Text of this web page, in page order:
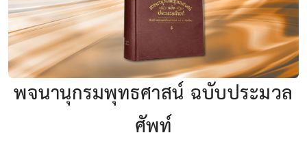
พจนานุกรมพุทธศาสน์ ฉบับประมวล
ศัพท์